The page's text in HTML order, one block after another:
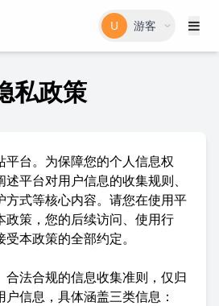
U 游客
私政策
平台。为保障您的个人信息权
平台对用户信息的收集规则、
方式等核心内容。请您在使用平
政策，您的后续访问、使用行
本政策的全部约定。
合法合规的信息收集准则，仅归
信息，具体涵盖三类信息：